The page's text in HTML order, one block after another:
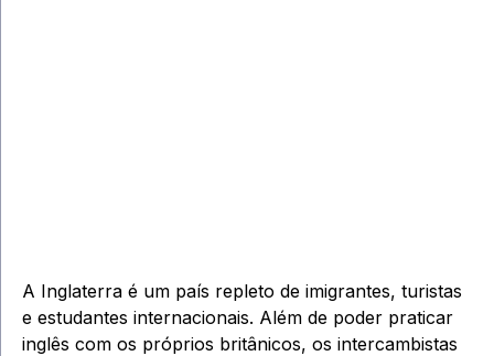
A Inglaterra é um país repleto de imigrantes, turistas
e estudantes internacionais. Além de poder praticar
inglês com os próprios britânicos, os intercambistas